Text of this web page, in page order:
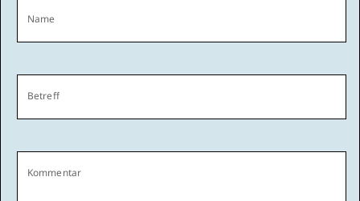
Name
Betreff
Kommentar